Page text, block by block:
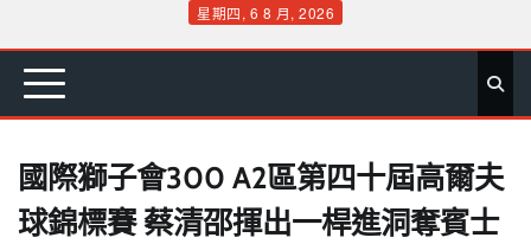
content
星期四, 6 8 月, 2026
首 要 娛 生 社 文 公 運 旅 政 地 專
國際獅子會300 A2區第四十屆高爾夫
球錦標賽 蔡清邵揮出一桿進洞奪賓士